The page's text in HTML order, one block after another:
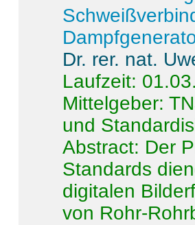
Dr. rer. nat.
Laufzeit:
Mittelgeber:
und
Abstract: Der
Standards
digitalen
von Rohr-